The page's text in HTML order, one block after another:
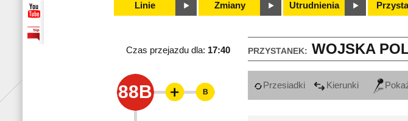
Linie Zmiany Utrudnienia
PRZYSTANEK: WOJSKA
Czas przejazdu dla: 17:40
88B Przesiadki Kierunki
B